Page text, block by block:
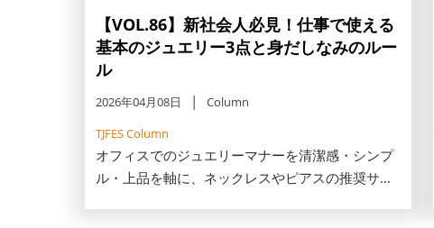
【VOL.86】新社会人必見！仕事で使える
基本のジュエリー3点と身だしなみのルー
ル
2026年04月08日
Column
TJFES Column
オフィスでのジュエリーマナーを清潔感・シンプ
ル・上品を軸に、ネックレスやピアスの推奨サイ